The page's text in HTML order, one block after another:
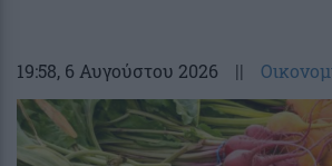
19:58, 6 Αυγούστου 2026 ||